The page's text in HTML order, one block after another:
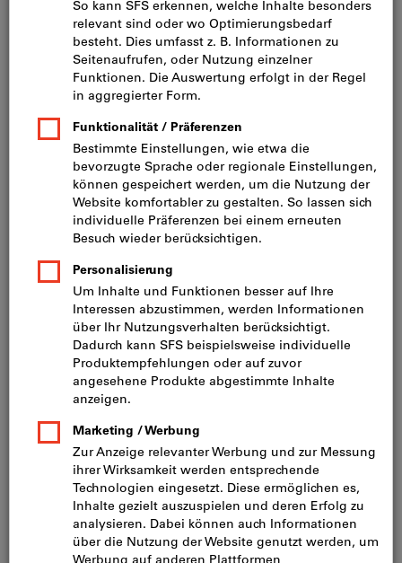
Technisches Handbuch
Das Werk enthält Berechnungsdaten aus Zulassungen
sowie nationalen (SIA) und internationalen Normen.
das Ersatzkapitel 3 und 5 automatisch mitgeliefert. Es ist
keine zusätzliche Bestellung nötig.
Katalog anfordern
Ersatzkapitel
Das Befestigungssystem WT wurde abgelöst durch WT-
plus und das Befestigungssystem Twin UD durch Twin-
UD-plus. Aus diesem Grund stehen die überarbeiteten
Verfügung.
Ersatzkapitel 3 + 5 anfordern